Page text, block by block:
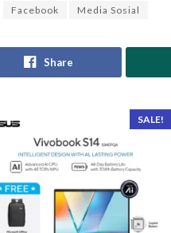
Facebook Media Sosial
Share
SALE!